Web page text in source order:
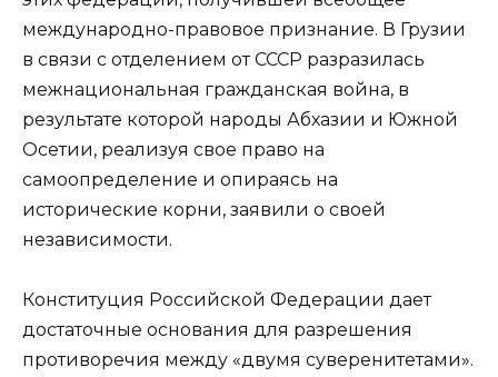
международно-правовое признание. В Грузии
в связи с отделением от СССР разразилась
межнациональная гражданская война, в
результате которой народы Абхазии и Южной
Осетии, реализуя свое право на
самоопределение и опираясь на
исторические корни, заявили о своей
независимости.
Конституция Российской Федерации дает
достаточные основания для разрешения
противоречия между «двумя суверенитетами».